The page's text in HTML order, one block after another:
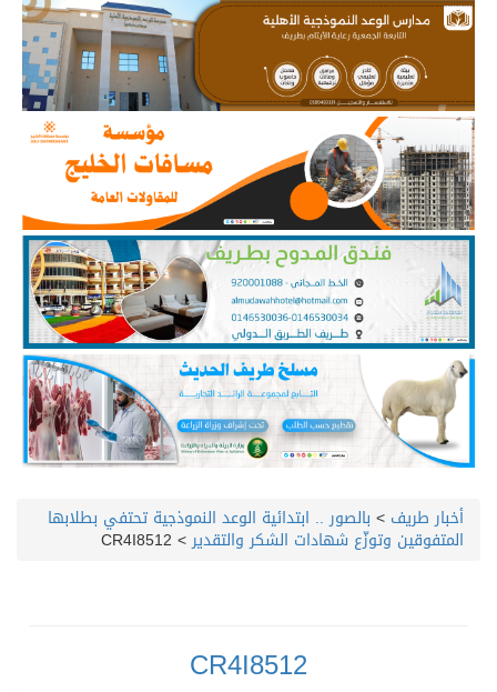
أخبار طريف > بالصور .. ابتدائية الوعد النموذجية تحتفي بطلابها
المتفوقين وتوزّع شهادات الشكر والتقدير>
CR4I8512
CR4I8512